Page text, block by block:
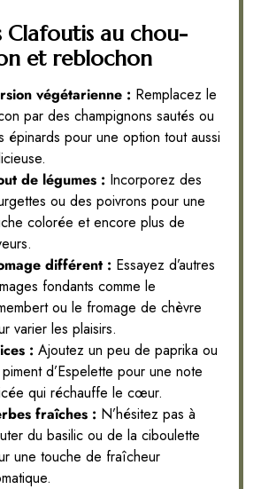
Clafoutis au chou-
et reblochon
végétarienne : Remplacez le
par des champignons sautés ou
épinards pour une option tout aussi
de légumes : Incorporez des
ou des poivrons pour une
colorée et encore plus de
différent : Essayez d’autres
fondants comme le
ou le fromage de chèvre
varier les plaisirs.
: Ajoutez un peu de paprika ou
d’Espelette pour une note
qui réchauffe le cœur.
fraîches : N’hésitez pas à
du basilic ou de la ciboulette
une touche de fraîcheur